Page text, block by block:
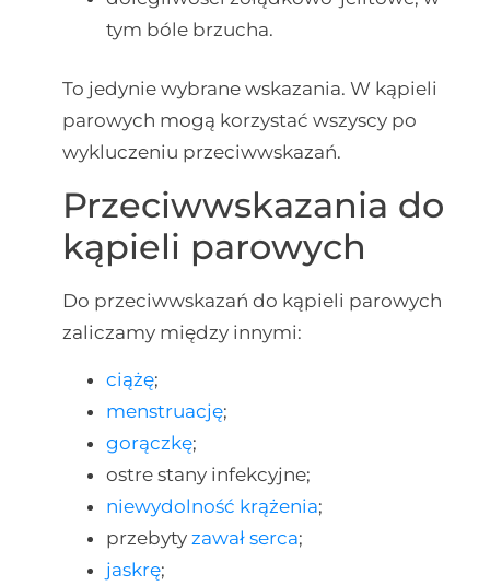
tym bóle brzucha.
To jedynie wybrane wskazania. W kąpieli
parowych mogą korzystać wszyscy po
wykluczeniu przeciwwskazań.
Przeciwwskazania do
kąpieli parowych
Do przeciwwskazań do kąpieli parowych
zaliczamy między innymi:
ciążę;
menstruację;
gorączkę;
ostre stany infekcyjne;
niewydolność krążenia;
przebyty zawał serca;
jaskrę;